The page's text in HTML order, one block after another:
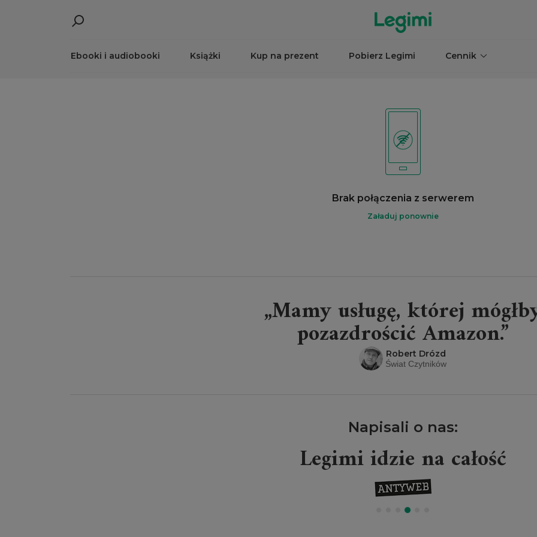
Ebooki i audiobooki Książki Kup na prezent Pobierz Legimi Cennik
Brak połączenia z serwerem
Załaduj ponownie
„Mamy usługę, której
pozazdrościć Amazon.”
Robert Drózd
Świat Czytników
Napisali o nas:
Legimi idzie na całość